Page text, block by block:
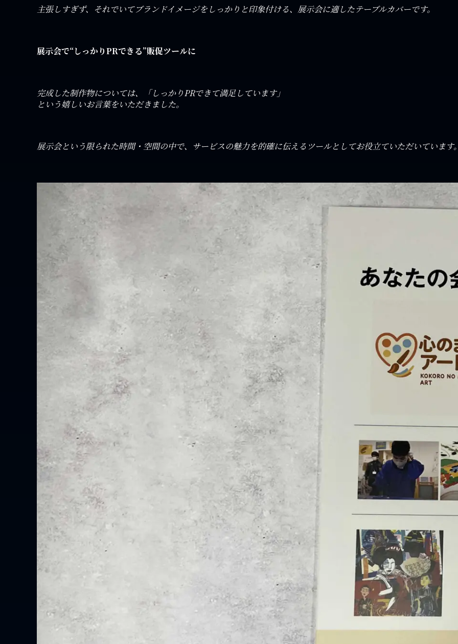
主張しすぎず、それでいてブランドイメージをしっかりと印象付ける、展示会に適したテーブルカバーです。
展示会で“しっかりPRできる”販促ツールに
完成した制作物については、「しっかりPRできて満足しています」
という嬉しいお言葉をいただきました。
展示会という限られた時間・空間の中で、サービスの魅力を的確に伝えるツールとしてお役立ていただいています